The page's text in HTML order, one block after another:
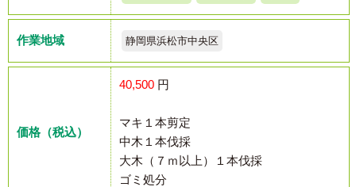
作業地域 静岡県浜松市中央区
価格（税込）
40,500 円
マキ１本剪定
中木１本伐採
大木（７ｍ以上）１本伐採
ゴミ処分